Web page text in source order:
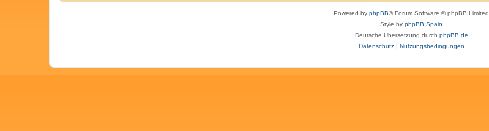
Powered by phpBB® Forum Software © phpBB Limited
Style by phpBB Spain
Deutsche Übersetzung durch phpBB.de
Datenschutz| Nutzungsbedingungen